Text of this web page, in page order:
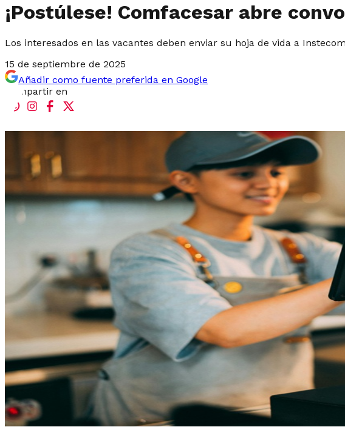
¡Postúlese! Comfacesar abre
Los interesados en las vacantes deben enviar su hoja de vida a
15 de septiembre de 2025
Añadir como fuente preferida en Google
Compartir en